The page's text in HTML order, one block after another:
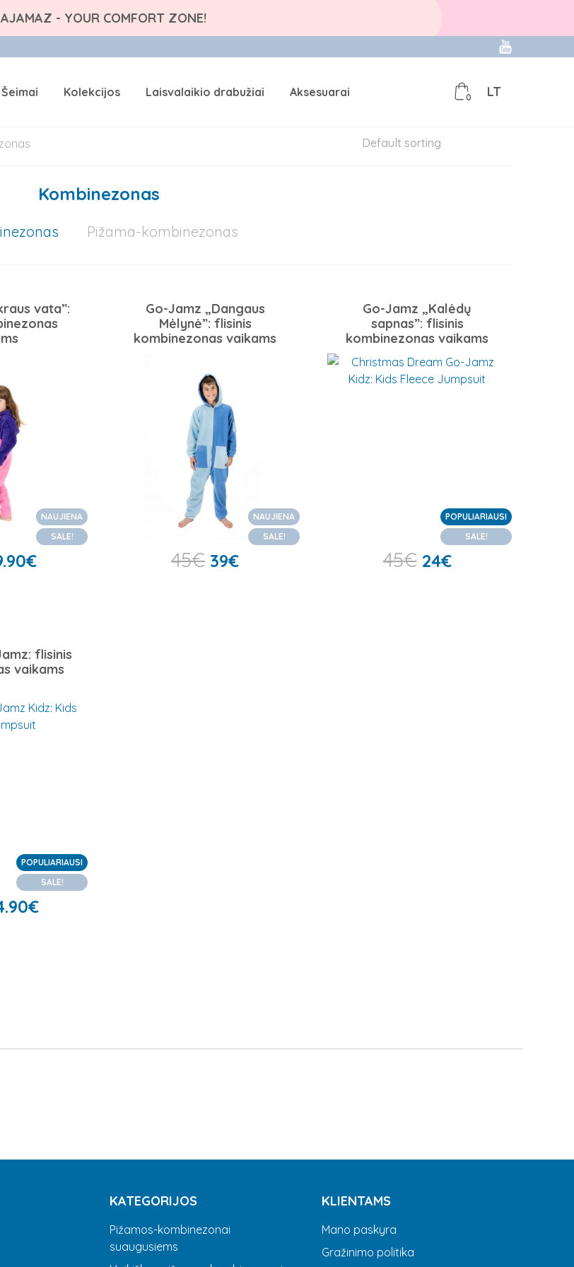
- YOUR COMFORT ZONE!
Šeimai Kolekcijos Laisvalaikio drabužiai Aksesuarai 0 LT
Kombinezonas
Pižama-kombinezonas
vata”:
NAUJIENA
SALE!
€
Go-Jamz „Dangaus
Mėlynė”: flisinis
kombinezonas vaikams
NAUJIENA
SALE!
45€ 39€
Go-Jamz „Kalėdų
sapnas”: flisinis
kombinezonas vaikams
POPULIARIAUSI
SALE!
45€ 24€
flisinis
vaikams
POPULIARIAUSI
SALE!
€
KATEGORIJOS
Pižamos-kombinezonai
suaugusiems
KLIENTAMS
Mano paskyra
Gražinimo politika